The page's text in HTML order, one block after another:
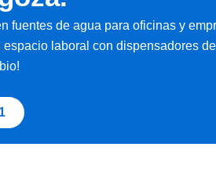
fuentes de agua para oficinas y
espacio laboral con dispensadores